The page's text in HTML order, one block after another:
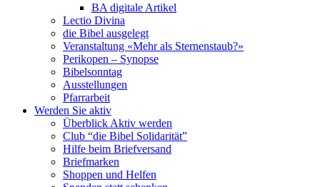
BA digitale Artikel
Lectio Divina
die Bibel ausgelegt
Veranstaltung «Mehr als Sternenstaub?»
Perikopen – Synopse
Bibelsonntag
Ausstellungen
Pfarrarbeit
Werden Sie aktiv
Überblick Aktiv werden
Club “die Bibel Solidarität”
Hilfe beim Briefversand
Briefmarken
Shoppen und Helfen